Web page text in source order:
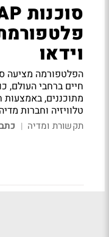
וידאו
הפלטפורמה מציעה
חיים ברחבי העולם,
מתוכננים,
טלוויזיה וחברות מדיה
תקשורת ומדיה |